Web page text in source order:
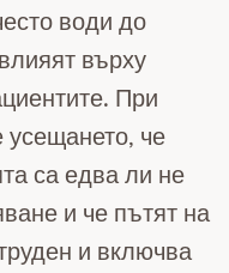
води до
върху
При
че
са едва ли не
и че пътят на
и включва